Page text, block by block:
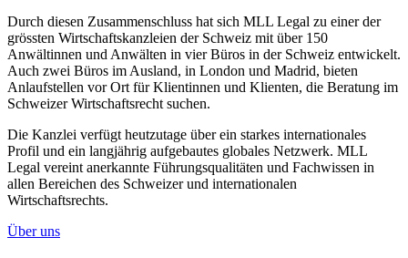
Durch diesen Zusammenschluss hat sich MLL Legal zu einer der
grössten Wirtschaftskanzleien der Schweiz mit über 150
Anwältinnen und Anwälten in vier Büros in der Schweiz entwickelt.
Auch zwei Büros im Ausland, in London und Madrid, bieten
Anlaufstellen vor Ort für Klientinnen und Klienten, die Beratung im
Schweizer Wirtschaftsrecht suchen.
Die Kanzlei verfügt heutzutage über ein starkes internationales
Profil und ein langjährig aufgebautes globales Netzwerk. MLL
Legal vereint anerkannte Führungsqualitäten und Fachwissen in
allen Bereichen des Schweizer und internationalen
Wirtschaftsrechts.
Über uns